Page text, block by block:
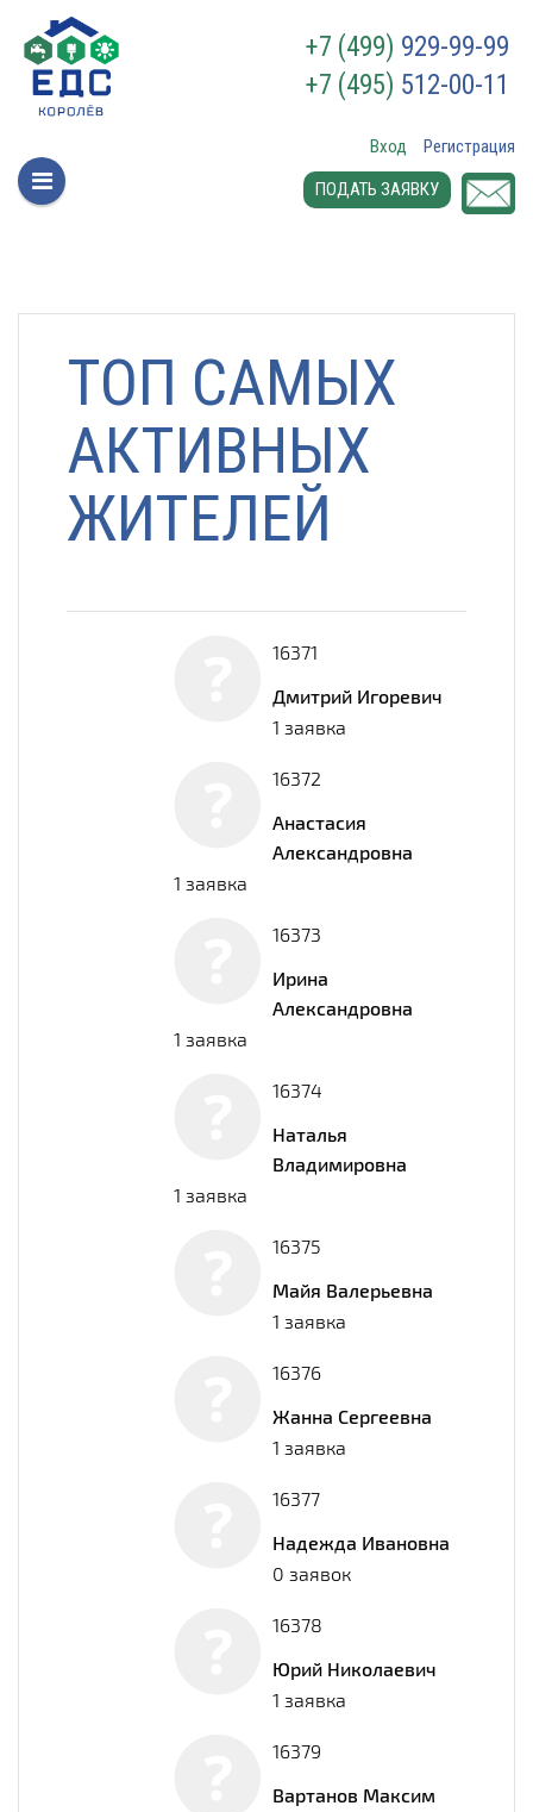
+7 (499) 929-99-99
+7 (495) 512-00-11
Вход
Регистрация
ПОДАТЬ ЗАЯВКУ
ТОП САМЫХ
АКТИВНЫХ
ЖИТЕЛЕЙ
16371
Дмитрий Игоревич
1 заявка
16372
Анастасия
Александровна
1 заявка
16373
Ирина
Александровна
1 заявка
16374
Наталья
Владимировна
1 заявка
16375
Майя Валерьевна
1 заявка
16376
Жанна Сергеевна
1 заявка
16377
Надежда Ивановна
0 заявок
16378
Юрий Николаевич
1 заявка
16379
Вартанов Максим